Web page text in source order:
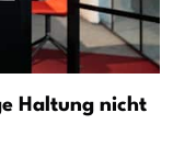
Haltung nicht